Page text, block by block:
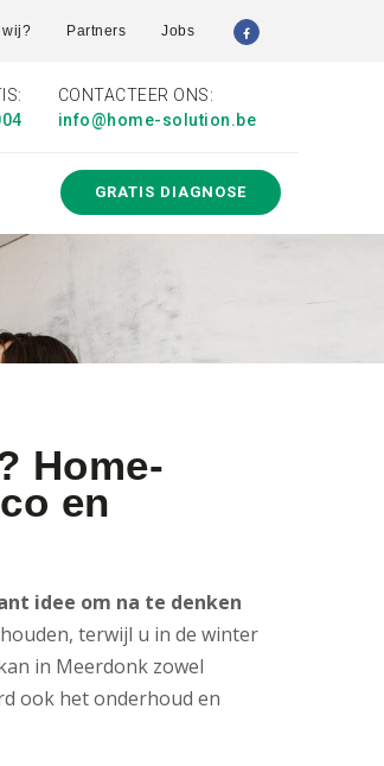
wij? Partners Jobs
CONTACTEER ONS:
info@home-solution.be
GRATIS DIAGNOSE
Home-
en
idee om na te denken
terwijl u in de winter
in Meerdonk zowel
ook het onderhoud en